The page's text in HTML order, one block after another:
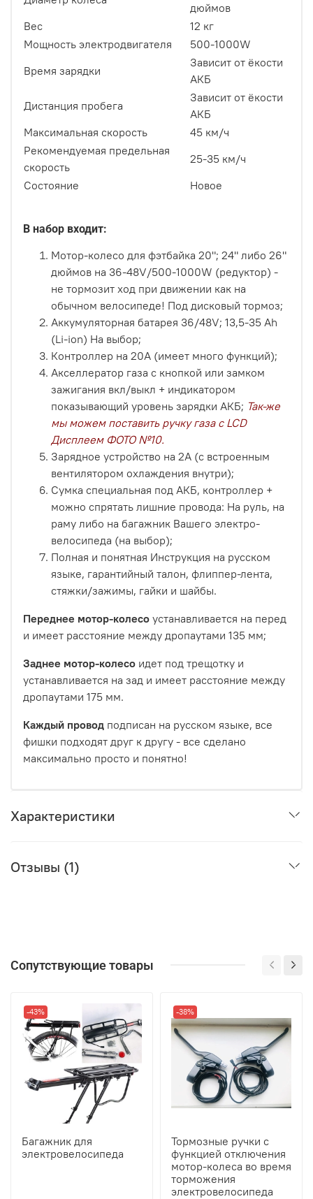
дюймов
Вес
12 кг
Мощность электродвигателя
500-1000W
Время зарядки
Зависит от ёкости
АКБ
Дистанция пробега
Зависит от ёкости
АКБ
Максимальная скорость
45 км/ч
Рекомендуемая предельная
скорость
25-35 км/ч
Состояние
Новое
В набор входит:
Мотор-колесо для фэтбайка 20"; 24" либо 26"
дюймов на 36-48V/500-1000W (редуктор) -
не тормозит ход при движении как на
обычном велосипеде! Под дисковый тормоз;
Аккумуляторная батарея 36/48V; 13,5-35 Ah
(Li-ion) На выбор;
Контроллер на 20А (имеет много функций);
Акселлератор газа с кнопкой или замком
зажигания вкл/выкл + индикатором
показывающий уровень зарядки АКБ; Так-же
мы можем поставить ручку газа с LCD
Дисплеем ФОТО №10.
Зарядное устройство на 2A (с встроенным
вентилятором охлаждения внутри);
Сумка специальная под АКБ, контроллер +
можно спрятать лишние провода: На руль, на
раму либо на багажник Вашего электро-
велосипеда (на выбор);
Полная и понятная Инструкция на русском
языке, гарантийный талон, флиппер-лента,
стяжки/зажимы, гайки и шайбы.
Переднее мотор-колесо устанавливается на перед
и имеет расстояние между дропаутами 135 мм;
Заднее мотор-колесо идет под трещотку и
устанавливается на зад и имеет расстояние между
дропаутами 175 мм.
Каждый провод подписан на русском языке, все
фишки подходят друг к другу - все сделано
максимально просто и понятно!
Характеристики
Отзывы (1)
Сопутствующие товары
-43%
Багажник для
электровелосипеда
-38%
Тормозные ручки с
функцией отключения
мотор-колеса во время
торможения
электровелосипеда